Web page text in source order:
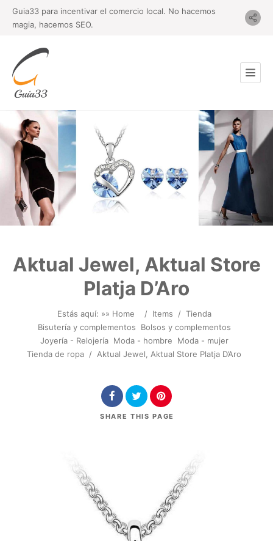
Guia33 para incentivar el comercio local. No hacemos
magia, hacemos SEO.
Aktual Jewel, Aktual Store
Platja D’Aro
Estás aquí: »» Home / Items / Tienda
Bisutería y complementos
Bolsos y complementos
Joyería - Relojería Moda - hombre
Moda - mujer
Tienda de ropa / Aktual Jewel, Aktual Store Platja D’Aro
SHARE THIS PAGE